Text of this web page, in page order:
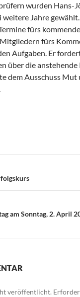
wurden Hans-
weitere Jahre gewählt.
fürs
fürs
Aufgaben. Er
über die
dem Ausschuss Mut
am Sonntag, 2. April
veröffentlicht.